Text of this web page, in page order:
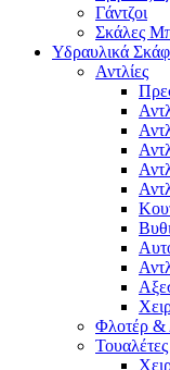
Γάντζοι
Σκάλες
Υδραυλικά
Αντλίες
Φλοτέρ &
Τουαλέτες